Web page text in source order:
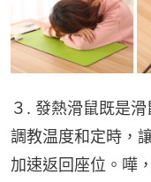
３. 發熱滑鼠既是
調教温度和定時，
加速返回座位。嘩